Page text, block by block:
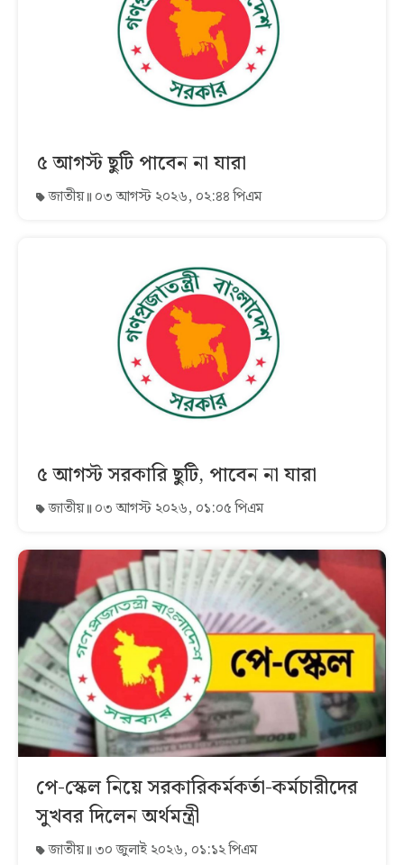
৫ আগস্ট ছুটি পাবেন না যারা
জাতীয় ০৩ আগস্ট ২০২৬, ০২:৪৪ পিএম
৫ আগস্ট সরকারি ছুটি, পাবেন না যারা
জাতীয় ০৩ আগস্ট ২০২৬, ০১:০৫ পিএম
পে-স্কেল নিয়ে সরকারিকর্মকর্তা-কর্মচারীদের
সুখবর দিলেন অর্থমন্ত্রী
জাতীয় ৩০ জুলাই ২০২৬, ০১:১২ পিএম